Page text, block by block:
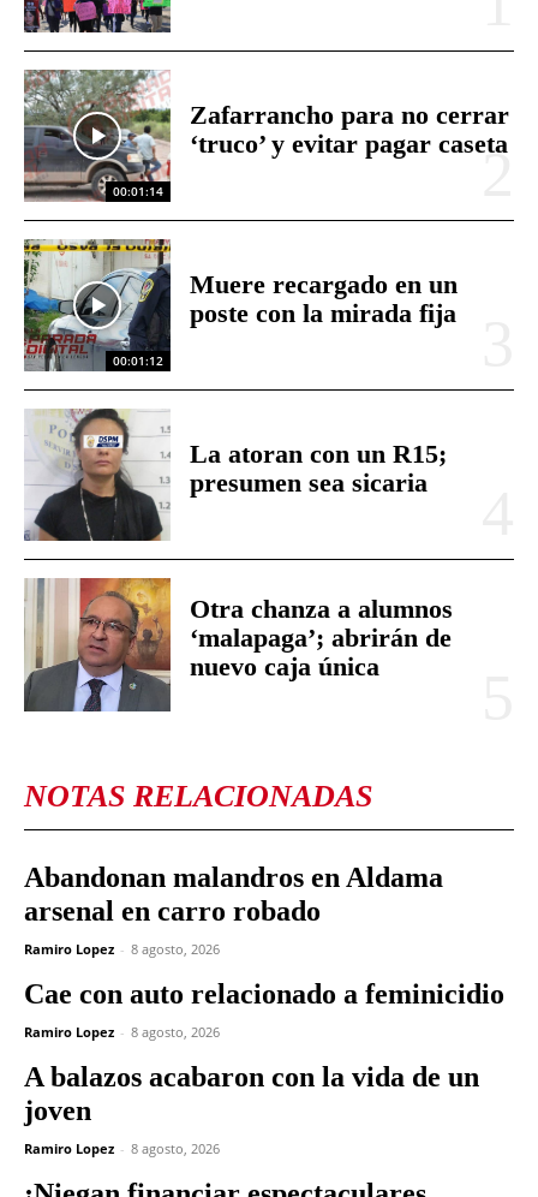
00:01:14
Zafarrancho para no cerrar
‘truco’ y evitar pagar caseta
00:01:12
Muere recargado en un
poste con la mirada fija
La atoran con un R15;
presumen sea sicaria
Otra chanza a alumnos
‘malapaga’; abrirán de
nuevo caja única
NOTAS RELACIONADAS
Abandonan malandros en Aldama
arsenal en carro robado
Ramiro Lopez - 8 agosto, 2026
Cae con auto relacionado a feminicidio
Ramiro Lopez - 8 agosto, 2026
A balazos acabaron con la vida de un
joven
Ramiro Lopez - 8 agosto, 2026